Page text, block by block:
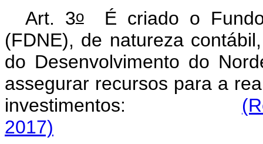
Art. 3oÉ criado o Fundo
(FDNE), de natureza
do Desenvolvimento do
assegurar recursos para a
investimentos:
2017)